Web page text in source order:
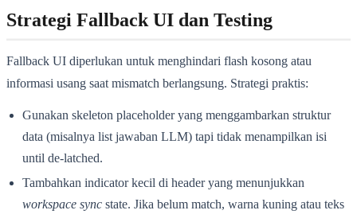
Strategi Fallback UI dan Testing
Fallback UI diperlukan untuk menghindari flash kosong atau
informasi usang saat mismatch berlangsung. Strategi praktis:
Gunakan skeleton placeholder yang menggambarkan struktur
data (misalnya list jawaban LLM) tapi tidak menampilkan isi
until de-latched.
Tambahkan indicator kecil di header yang menunjukkan
workspace sync state. Jika belum match, warna kuning atau teks